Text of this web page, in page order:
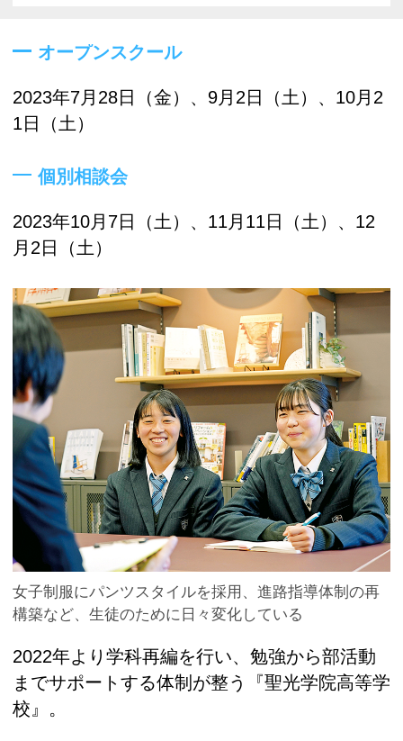
オープンスクール
2023年7月28日（金）、9月2日（土）、10月2
1日（土）
個別相談会
2023年10月7日（土）、11月11日（土）、12
月2日（土）
女子制服にパンツスタイルを採用、進路指導体制の再
構築など、生徒のために日々変化している
2022年より学科再編を行い、勉強から部活動
までサポートする体制が整う『聖光学院高等学
校』。